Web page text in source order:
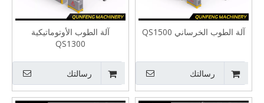
آلة الطوب الخرساني QS1500
رسالتك
آلة الطوب الأوتوماتيكية
QS1300
رسالتك